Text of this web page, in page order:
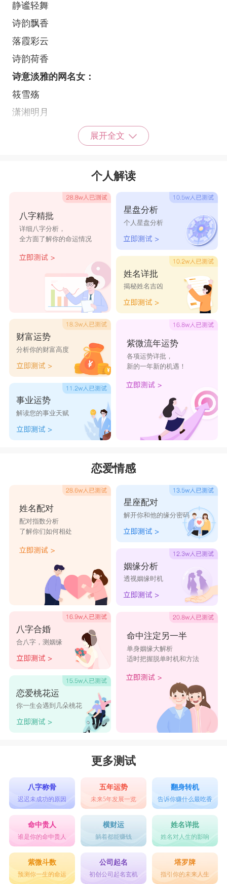
静谧轻舞
诗韵飘香
落霞彩云
诗韵荷香
诗意淡雅的网名女：
筱雪殇
潇湘明月
殇泪花
冰凌伊蝶梦如
雨烟雪殇萌呗
颜鸢璃沫血伤
茉莉白嫩
恋沫幽
玲的斯寥城
玥蓝
千梦然丝伤
晨露微梦：寓意清晨微梦般的美好，如莲花出水，
花香绕梦：意为花香环绕梦境，如幽香缭绕，柔美
细腻。
丹青凝露：形容绘画之美如水晶般晶莹剔透，委婉
含蓄。
梨花落影：梨花飘落，如洁白素雅的梨花飘落，轻
盈飘渺。
琴心绕影：琴声如影，意味心怀美好，气质翩然。
星辰曦彩：星辰如彩，灿烂多姿，浪漫浮动。
烟雨轻钓：烟雨之间，如轻钓温柔，宁静安详。
细雨梧影：细雨如丝，梧桐树下，幽香柔美。
桃花梦回：桃花如梦，梦回往昔，婉约如画。
瑶池碧影：瑶池碧水，影映碧波，清澈沁人。
吟风弄影：吟风弄影，优雅飘逸，如诗如画。
松溪幽韵：松树河溪，幽韵悠长，清幽醉人。
烟雪梅影：烟雪梅花，影影绰约，素雅清冷。
波光梦影：波光梦影，浮云流水，逍遥自在。
莲心袅婉：莲花心灵，袅娜多姿，清丽绝伦。
柳影轻盈：柳叶婆娑，轻盈飘逸，柔情万种。
雨夜花颜：雨夜花香，花颜如梦，诗意浓郁。
山溪幽音：山涧溪流，幽音悠长，宁静祥和。
展开全文
个人解读
八字精批
详细八字分析，
全方面了解你的命运情况
财富运势
分析你的财富高度
事业运势
解读您的事业天赋
星盘分析
个人星盘分析
姓名详批
揭秘姓名吉凶
紫微流年运势
各项运势详批，
新的一年新的机遇！
恋爱情感
姓名配对
配对指数分析
了解你们如何相处
八字合婚
合八字，测姻缘
恋爱桃花运
你一生会遇到几朵桃花
星座配对
解开你和他的缘分密码
姻缘分析
透视姻缘时机
命中注定另一半
单身姻缘大解析
适时把握脱单时机和方法
更多测试
八字称骨
迟迟未成功的原因
五年运势
未来5年发展一览
翻身转机
告诉你赚什么最吃香
命中贵人
谁是你的命中贵人
横财运
躺着都能赚钱
姓名详批
姓名对人生的影响
紫微斗数
预测你一生的命运
公司起名
初创公司起名玄机
塔罗牌
指引你的未来人生